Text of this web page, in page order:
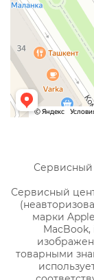
Сервисный
Сервисный
марки
MacBook,
товарными